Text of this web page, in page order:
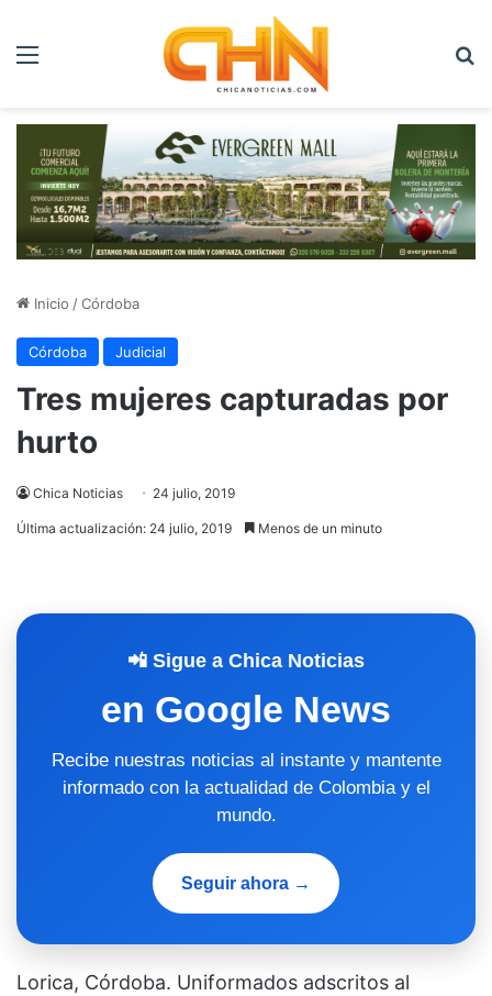
Menú
Inicio /Córdoba
Córdoba Judicial
Tres mujeres capturadas por
hurto
Chica Noticias 24 julio, 2019
Última actualización: 24 julio, 2019 Menos de un minuto
📲 Sigue a Chica Noticias
en Google News
Recibe nuestras noticias al instante y mantente
informado con la actualidad de Colombia y el
mundo.
Seguir ahora →
Lorica, Córdoba. Uniformados adscritos al